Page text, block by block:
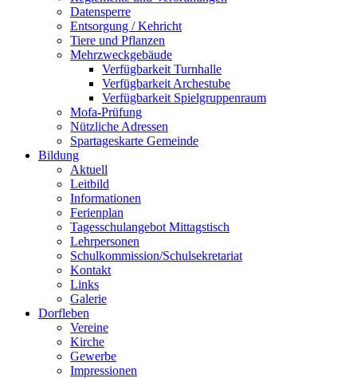
Datensperre
Entsorgung / Kehricht
Tiere und Pflanzen
Mehrzweckgebäude
Verfügbarkeit Turnhalle
Verfügbarkeit Archestube
Verfügbarkeit Spielgruppenraum
Mofa-Prüfung
Nützliche Adressen
Spartageskarte Gemeinde
Bildung
Aktuell
Leitbild
Informationen
Ferienplan
Tagesschulangebot Mittagstisch
Lehrpersonen
Schulkommission/Schulsekretariat
Kontakt
Links
Galerie
Dorfleben
Vereine
Kirche
Gewerbe
Impressionen